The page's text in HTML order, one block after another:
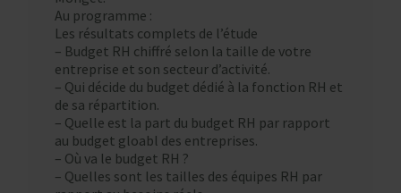
Au programme :
Les résultats complets de l’étude
– Budget RH chiffré selon la taille de votre
entreprise et son secteur d’activité.
– Qui décide du budget dédié à la fonction RH et
de sa répartition.
– Quelle est la part du budget RH par rapport
au budget gloabl des entreprises.
– Où va le budget RH ?
– Quelles sont les tailles des équipes RH par